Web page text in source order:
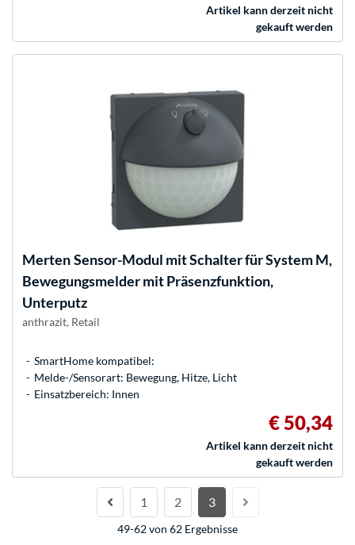
Artikel kann derzeit nicht
gekauft werden
MertenSensor-Modul mit Schalter für System M,
Bewegungsmelder mit Präsenzfunktion,
Unterputz
anthrazit, Retail
SmartHome kompatibel:
Melde-/Sensorart: Bewegung, Hitze, Licht
Einsatzbereich: Innen
€ 50,34
Artikel kann derzeit nicht
gekauft werden
1 2 3
49-62 von 62 Ergebnisse